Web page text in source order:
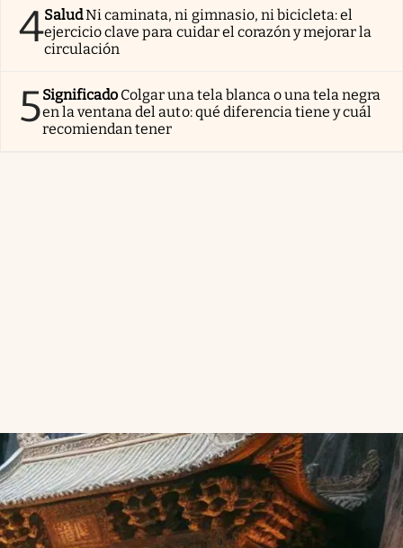
4SaludNi caminata, ni gimnasio, ni bicicleta: el
ejercicio clave para cuidar el corazón y mejorar la
circulación
5Significado Colgar una tela blanca o una tela negra
en la ventana del auto: qué diferencia tiene y cuál
recomiendan tener